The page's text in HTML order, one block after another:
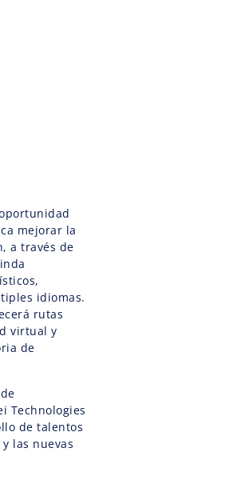
mejorar la
a través de
idiomas.
rutas
virtual y
de
Technologies
de talentos
las nuevas